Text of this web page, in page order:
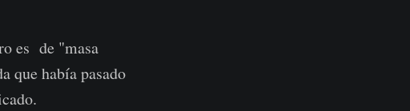
es de "masa
que había pasado